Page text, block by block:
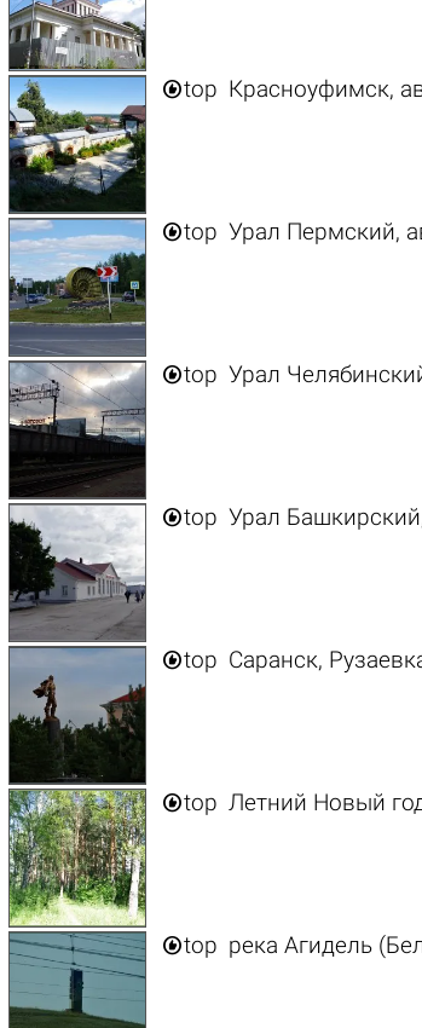
top Красноуфимск,
top Урал Пермский,
top Урал
top Урал
top Саранск,
top Летний Новый
top река Агидель